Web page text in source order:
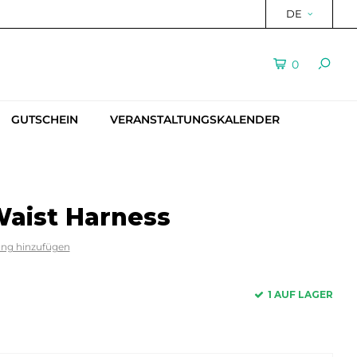
DE
0
GUTSCHEIN VERANSTALTUNGSKALENDER
Harness
hinzufügen
1 AUF LAGER